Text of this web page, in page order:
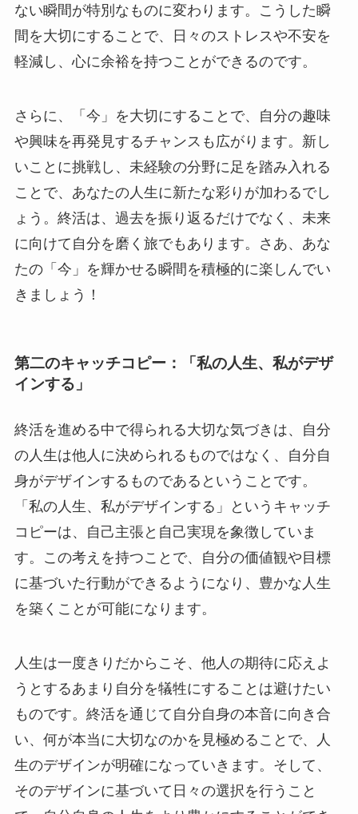
ない瞬間が特別なものに変わります。こうした瞬
間を大切にすることで、日々のストレスや不安を
軽減し、心に余裕を持つことができるのです。
さらに、「今」を大切にすることで、自分の趣味
や興味を再発見するチャンスも広がります。新し
いことに挑戦し、未経験の分野に足を踏み入れる
ことで、あなたの人生に新たな彩りが加わるでし
ょう。終活は、過去を振り返るだけでなく、未来
に向けて自分を磨く旅でもあります。さあ、あな
たの「今」を輝かせる瞬間を積極的に楽しんでい
きましょう！
第二のキャッチコピー：「私の人生、私がデザ
インする」
終活を進める中で得られる大切な気づきは、自分
の人生は他人に決められるものではなく、自分自
身がデザインするものであるということです。
「私の人生、私がデザインする」というキャッチ
コピーは、自己主張と自己実現を象徴していま
す。この考えを持つことで、自分の価値観や目標
に基づいた行動ができるようになり、豊かな人生
を築くことが可能になります。
人生は一度きりだからこそ、他人の期待に応えよ
うとするあまり自分を犠牲にすることは避けたい
ものです。終活を通じて自分自身の本音に向き合
い、何が本当に大切なのかを見極めることで、人
生のデザインが明確になっていきます。そして、
そのデザインに基づいて日々の選択を行うこと